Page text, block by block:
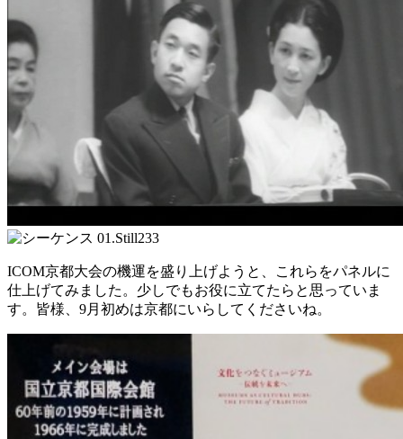
ICOM京都大会の機運を盛り上げようと、これらをパネルに
仕上げてみました。少しでもお役に立てたらと思っていま
す。皆様、9月初めは京都にいらしてくださいね。